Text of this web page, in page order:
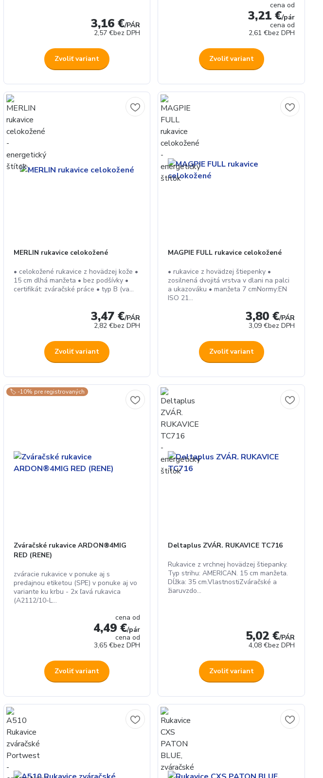
3,16 €/PÁR
2,57 €bez DPH
Zvoliť variant
cena od
3,21 €/pár
cena od
2,61 €bez DPH
Zvoliť variant
MERLIN rukavice celokožené
• celokožené rukavice z hovädzej kože •
15 cm dlhá manžeta • bez podšívky •
certifikát: zváračské práce • typ B (va...
3,47 €/PÁR
2,82 €bez DPH
Zvoliť variant
MAGPIE FULL rukavice celokožené
• rukavice z hovädzej štiepenky •
zosilnená dvojitá vrstva v dlani na palci
a ukazováku • manžeta 7 cmNormy:EN
ISO 21...
3,80 €/PÁR
3,09 €bez DPH
Zvoliť variant
🏷️ -10% pre registrovaných
Zváračské rukavice ARDON®4MIG
RED (RENE)
zváracie rukavice v ponuke aj s
predajnou etiketou (SPE) v ponuke aj vo
variante ku krbu - 2x ľavá rukavica
(A2112/10-L...
cena od
4,49 €/pár
cena od
3,65 €bez DPH
Zvoliť variant
Deltaplus ZVÁR. RUKAVICE TC716
Rukavice z vrchnej hovädzej štiepanky.
Typ strihu: AMERICAN. 15 cm manžeta.
Dĺžka: 35 cm.VlastnostiZváračské a
žiaruvzdo...
5,02 €/PÁR
4,08 €bez DPH
Zvoliť variant